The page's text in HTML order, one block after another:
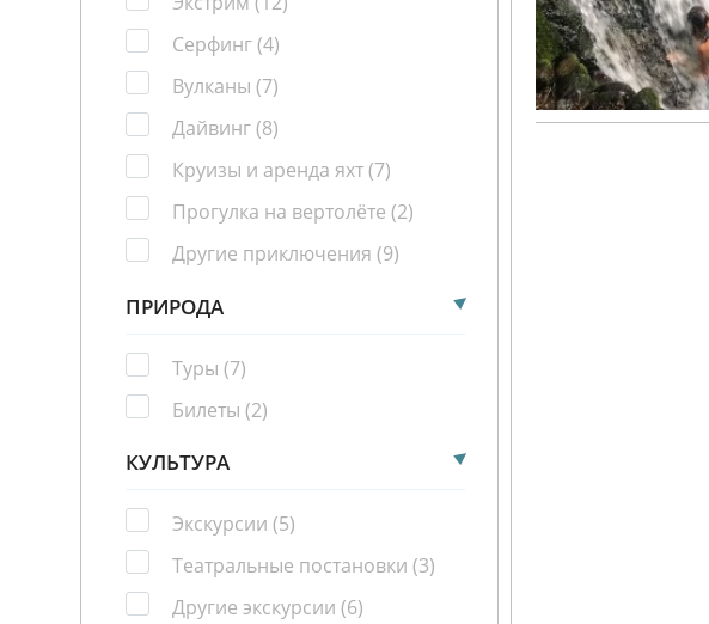
Серфинг(4)
Вулканы(7)
Дайвинг(8)
Круизы и аренда яхт(7)
Прогулка на вертолёте(2)
Другие приключения(9)
ПРИРОДА
Туры(7)
Билеты(2)
КУЛЬТУРА
Экскурсии(5)
Театральные постановки(3)
Другие экскурсии(6)